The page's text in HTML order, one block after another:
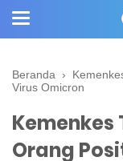
Beranda ›
Virus Omicron
Kemenkes
Orang